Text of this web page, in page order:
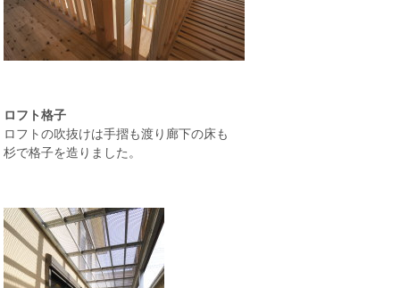
ロフト格子
ロフトの吹抜けは手摺も渡り廊下の床も
杉で格子を造りました。